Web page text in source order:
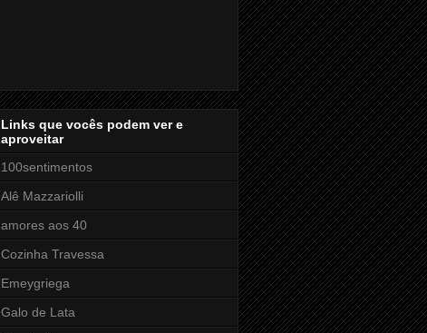
Links que vocês podem ver e
aproveitar
100sentimentos
Alê Mazzariolli
amores aos 40
Cozinha Travessa
Emeygriega
Galo de Lata